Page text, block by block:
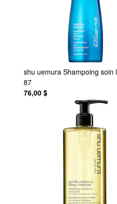
shu uemura Shampoing soin
87
76,00 $